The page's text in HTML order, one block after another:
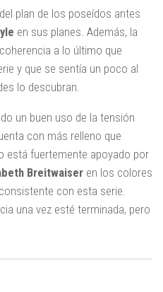
plan de los poseídos antes
en sus planes. Además, la
a lo último que
y que se sentía un poco al
lo descubran.
un buen uso de la tensión
con más relleno que
está fuertemente apoyado por
Breitwaiser en los colores
con esta serie.
una vez esté terminada, pero